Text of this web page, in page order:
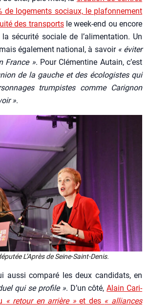
de loge­ments sociaux, le pla­fon­ne­ment
des trans­portsle week-end ou encore
la sécu­ri­té sociale de l’a­li­men­ta­tion. Un
éga­le­ment natio­nal, à savoir « évi­ter
France ». Pour Clé­men­tine Autain, c’est
de la gauche et des éco­lo­gistes qui
trum­pistes comme Cari­gnon
».
L’A­près de Seine-Saint-Denis.
aus­si com­pa­ré les deux can­di­dats, en
qui se pro­file ». D’un côté,Alain Cari­
« retour en arrière »et des « alliances